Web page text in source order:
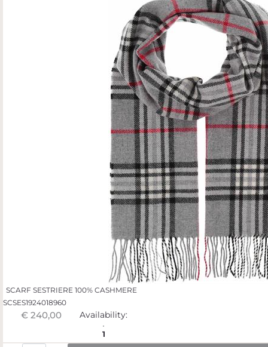
SCARF SESTRIERE 100% CASHMERE
SCSES1924018960
€ 240,00 Availability:
1